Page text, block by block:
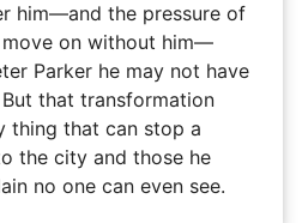
him—and the pressure of
on without him—
Parker he may not have
that transformation
thing that can stop a
the city and those he
no one can even see.